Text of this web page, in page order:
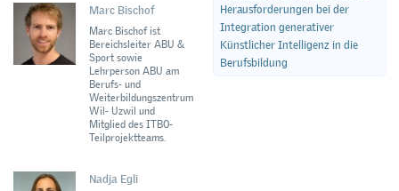
Marc Bischof
Marc Bischof ist
Bereichsleiter ABU &
Sport sowie
Lehrperson ABU am
Berufs- und
Weiterbildungszentrum
Wil- Uzwil und
Mitglied des ITBO-
Teilprojektteams.
Nadja Egli
Herausforderungen bei der
Integration generativer
Künstlicher Intelligenz in die
Berufsbildung